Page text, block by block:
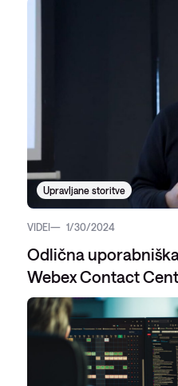
Upravljane storitve
VIDEI 1/30/2024
Odlična
Webex Contact